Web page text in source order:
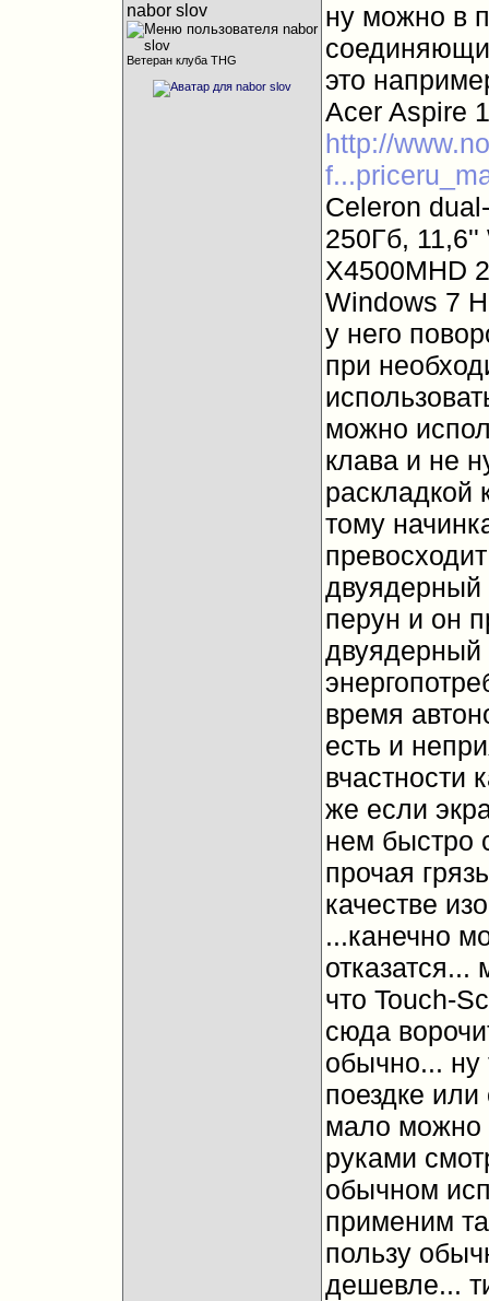
nabor slov
Ветеран клуба THG
ну можно в
это
Acer Aspire
http://
Celeron
250Гб,
X4500MHD
Windows 7
у него
при
можно
клава и не
раскладкой
тому
двуядерный
перун и он
двуядерный
время
есть и
вчастности
же если
нем быстро
прочая
качестве
...канечно
что Touch-
сюда
обычно... ну
поездке или
мало можно
руками
обычном
применим
пользу
дешевле...